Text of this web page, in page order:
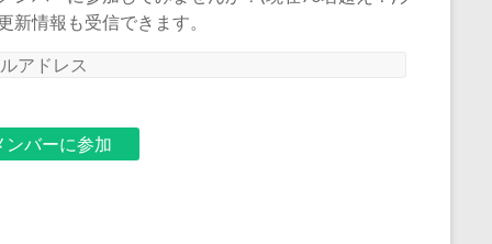
新情報も受信できます。